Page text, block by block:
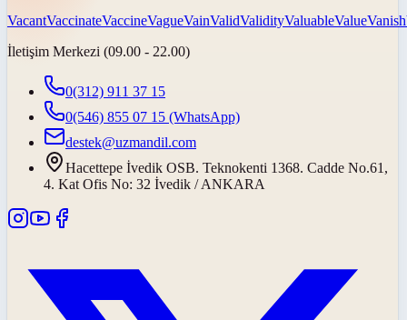
VacantVaccinateVaccineVagueVainValidValidityValuableValueVanish
İletişim Merkezi (09.00 - 22.00)
0(312) 911 37 15
0(546) 855 07 15 (WhatsApp)
destek@uzmandil.com
Hacettepe İvedik OSB. Teknokenti 1368. Cadde No.61,
4. Kat Ofis No: 32 İvedik / ANKARA